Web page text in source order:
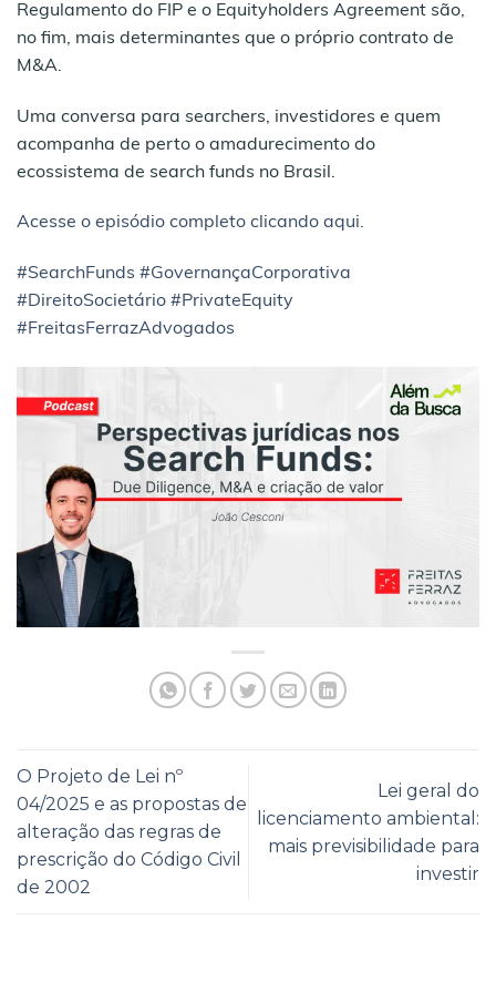
Regulamento do FIP e o Equityholders Agreement são,
no fim, mais determinantes que o próprio contrato de
M&A.
Uma conversa para searchers, investidores e quem
acompanha de perto o amadurecimento do
ecossistema de search funds no Brasil.
Acesse o episódio completo clicando aqui.
#SearchFunds #GovernançaCorporativa
#DireitoSocietário #PrivateEquity
#FreitasFerrazAdvogados
O Projeto de Lei nº
04/2025 e as propostas de
alteração das regras de
prescrição do Código Civil
de 2002
Lei geral do
licenciamento ambiental:
mais previsibilidade para
investir